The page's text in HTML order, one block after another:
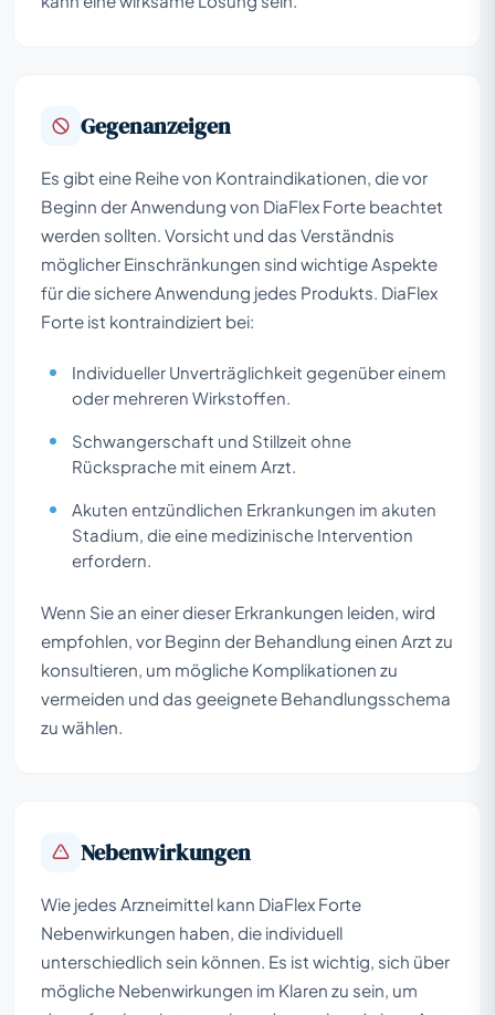
Gegenanzeigen
Es gibt eine Reihe von Kontraindikationen, die vor
Beginn der Anwendung von DiaFlex Forte beachtet
werden sollten. Vorsicht und das Verständnis
möglicher Einschränkungen sind wichtige Aspekte
für die sichere Anwendung jedes Produkts. DiaFlex
Forte ist kontraindiziert bei:
Individueller Unverträglichkeit gegenüber einem
oder mehreren Wirkstoffen.
Schwangerschaft und Stillzeit ohne
Rücksprache mit einem Arzt.
Akuten entzündlichen Erkrankungen im akuten
Stadium, die eine medizinische Intervention
erfordern.
Wenn Sie an einer dieser Erkrankungen leiden, wird
empfohlen, vor Beginn der Behandlung einen Arzt zu
konsultieren, um mögliche Komplikationen zu
vermeiden und das geeignete Behandlungsschema
zu wählen.
Nebenwirkungen
Wie jedes Arzneimittel kann DiaFlex Forte
Nebenwirkungen haben, die individuell
unterschiedlich sein können. Es ist wichtig, sich über
mögliche Nebenwirkungen im Klaren zu sein, um